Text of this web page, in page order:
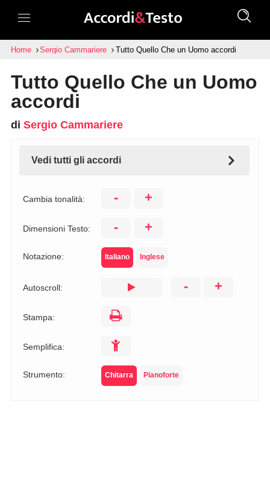
Home Sergio Cammariere Tutto Quello Che un Uomo accordi
Tutto Quello Che un Uomo
accordi
di Sergio Cammariere
Vedi tutti gli accordi
Cambia tonalità: - +
Dimensioni Testo: - +
Notazione: Italiano Inglese
Autoscroll: - +
Stampa:
Semplifica:
Strumento: Chitarra Pianoforte